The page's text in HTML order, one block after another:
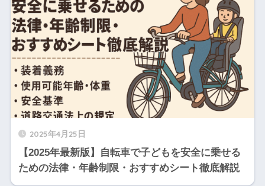
2025年4月25日
【2025年最新版】自転車で子どもを安全に乗せる
ための法律・年齢制限・おすすめシート徹底解説